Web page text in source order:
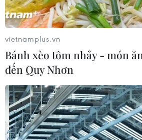
vietnamplus.vn
Bánh xèo tôm nhảy - món
đến Quy Nhơn